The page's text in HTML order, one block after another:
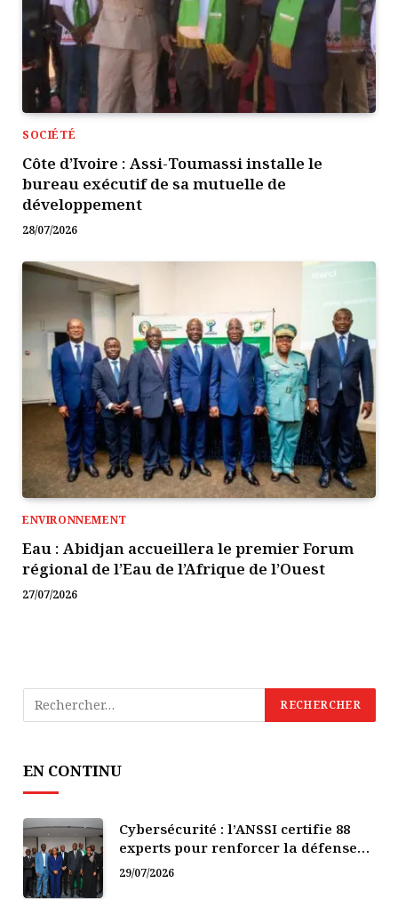
SOCIÉTÉ
Côte d’Ivoire : Assi-Toumassi installe le
bureau exécutif de sa mutuelle de
développement
28/07/2026
ENVIRONNEMENT
Eau : Abidjan accueillera le premier Forum
régional de l’Eau de l’Afrique de l’Ouest
27/07/2026
EN CONTINU
Cybersécurité : l’ANSSI certifie 88
experts pour renforcer la défense
numérique de la Côte d’Ivoire
29/07/2026